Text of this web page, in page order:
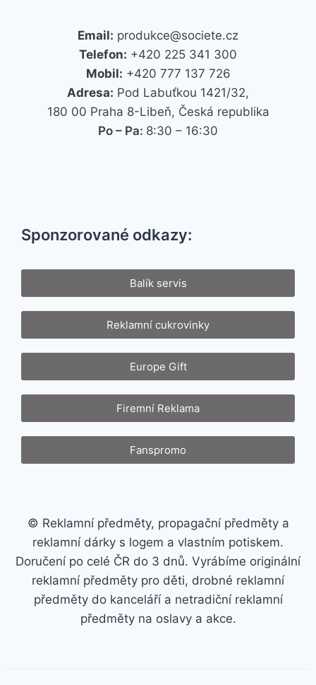
Email: produkce@societe.cz
Telefon: +420 225 341 300
Mobil: +420 777 137 726
Adresa: Pod Labuťkou 1421/32,
180 00 Praha 8-Libeň, Česká republika
Po – Pa: 8:30 – 16:30
Sponzorované odkazy:
Balík servis
Reklamní cukrovinky
Europe Gift
Firemní Reklama
Fanspromo
© Reklamní předměty, propagační předměty a
reklamní dárky s logem a vlastním potiskem.
Doručení po celé ČR do 3 dnů. Vyrábíme originální
reklamní předměty pro děti, drobné reklamní
předměty do kanceláří a netradiční reklamní
předměty na oslavy a akce.